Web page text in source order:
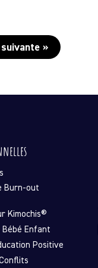
»
Burn-out
Kimochis®
Enfant
Positive